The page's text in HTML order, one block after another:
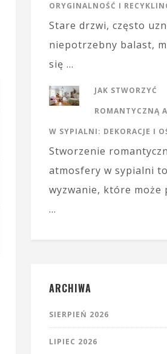
ORYGINALNOŚĆ I
Stare drzwi, często
niepotrzebny balast,
się …
JAK STWORZYĆ
ROMANTYCZNĄ
W SYPIALNI: DEKORACJE I
Stworzenie
atmosfery w sypialni to
wyzwanie, które może
…
ARCHIWA
SIERPIEŃ 2026
LIPIEC 2026